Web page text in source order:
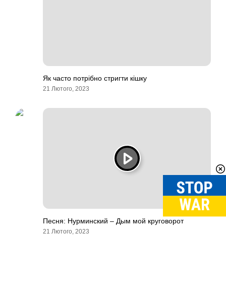
Як часто потрібно стригти кішку
21 Лютого, 2023
Песня: Нурминский – Дым мой круговорот
21 Лютого, 2023